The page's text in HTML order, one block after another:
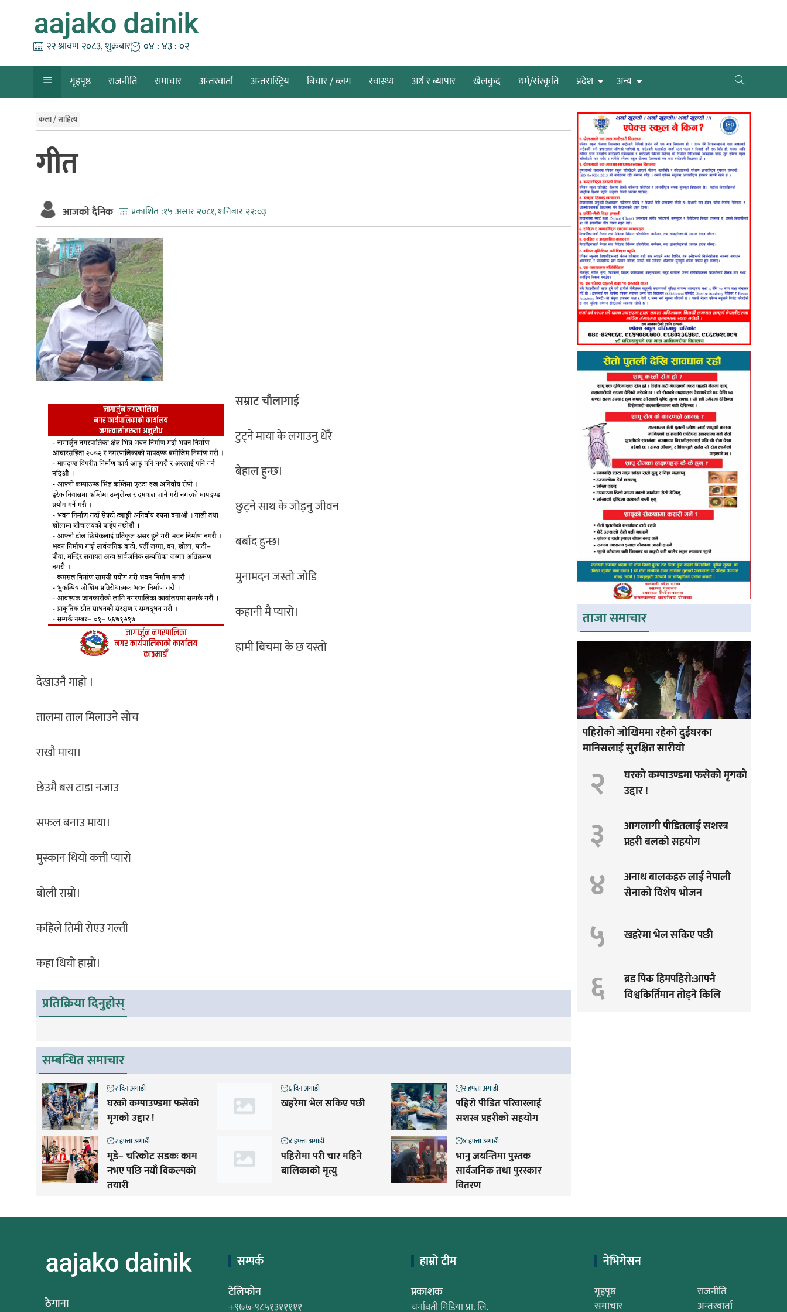
२२ श्रावण २०८३, शुक्रबार ०४ : ४३ : ०३
गृहपृष्ठ राजनीति समाचार अन्तरवार्ता अन्तरास्ट्रिय बिचार / ब्लग स्वास्थ्य अर्थ र ब्यापार खेलकुद धर्म/संस्कृति प्रदेश अन्य
कला / साहित्य
गीत
आजको दैनिक प्रकाशित :१५ असार २०८१, शनिबार २२:०३
सम्राट चाैलागाई
टुट्ने माया के लगाउनु धेरै
बेहाल हुन्छ।
छुट्ने साथ के जोड्नु जीवन
बर्बाद हुन्छ।
मुनामदन जस्तो जोडि
कहानी मै प्यारो।
हामी बिचमा के छ यस्तो
देखाउनै गाह्रो ।
तालमा ताल मिलाउने सोच
राखौ माया।
छेउमै बस टाडा नजाउ
सफल बनाउ माया।
मुस्कान थियो कत्ती प्यारो
बोली राम्रो।
कहिले तिमी रोएउ गल्ती
कहा थियो हाम्रो।
प्रतिक्रिया दिनुहोस्
सम्बन्धित समाचार
घरको कम्पाउण्डमा फसेको
मृगको उद्दार !
२ दिन अगाडी
खहरेमा भेल सकिए पछी
६ दिन अगाडी
पहिरो पीडित परिवारलाई
सशस्त्र प्रहरीको सहयोग
२ हफ्ता अगाडी
मूडे– चरिकोट सडकः काम
नभए पछि नयाँ विकल्पको
तयारी
२ हफ्ता अगाडी
पहिरोमा परी चार महिने
बालिकाको मृत्यु
४ हफ्ता अगाडी
भानु जयन्तिमा पुस्तक
सार्वजनिक तथा पुरस्कार
वितरण
४ हफ्ता अगाडी
ताजा समाचार
पहिराेकाे जाेखिममा रहेकाे दुईघरका
मानिसलाई सुरक्षित सारीयाे
२
घरको कम्पाउण्डमा फसेको मृगको
उद्दार !
३
आगलागी पीडितलाई सशस्त्र
प्रहरी बलको सहयोग
४
अनाथ बालकहरु लाई नेपाली
सेनाको विशेष भोजन
५ खहरेमा भेल सकिए पछी
६
ब्रड पिक हिमपहिरो:आफ्नै
विश्वकिर्तिमान तोड्ने किलि
पेम्बाको सपना अधुरै !
ठेगाना
सम्पर्क
टेलिफोन
+९७७-९८५१३१११११
हाम्रो टीम
प्रकाशक
चर्नावती मिडिया प्रा. लि.
नेभिगेसन
गृहपृष्ठ
राजनीति
समाचार
अन्तरवार्ता